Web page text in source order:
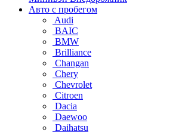
Авто с пробегом
Audi
BAIC
BMW
Brilliance
Changan
Chery
Chevrolet
Citroen
Dacia
Daewoo
Daihatsu